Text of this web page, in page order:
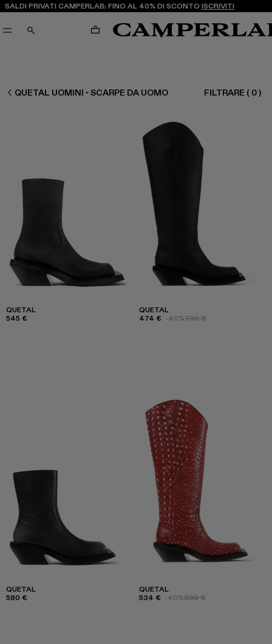
SALDI PRIVATI CAMPERLAB: FINO AL 40% DI SCONTO ISCRIVITI
CERCA CARRELLO
UOMO SCARPE
QUETAL UOMINI - SCARPE DA UOMO FILTRARE ( 0)
QUETAL
545 €
QUETAL
474 € -40%790 €
QUETAL
580 €
QUETAL
534 € -40%890 €